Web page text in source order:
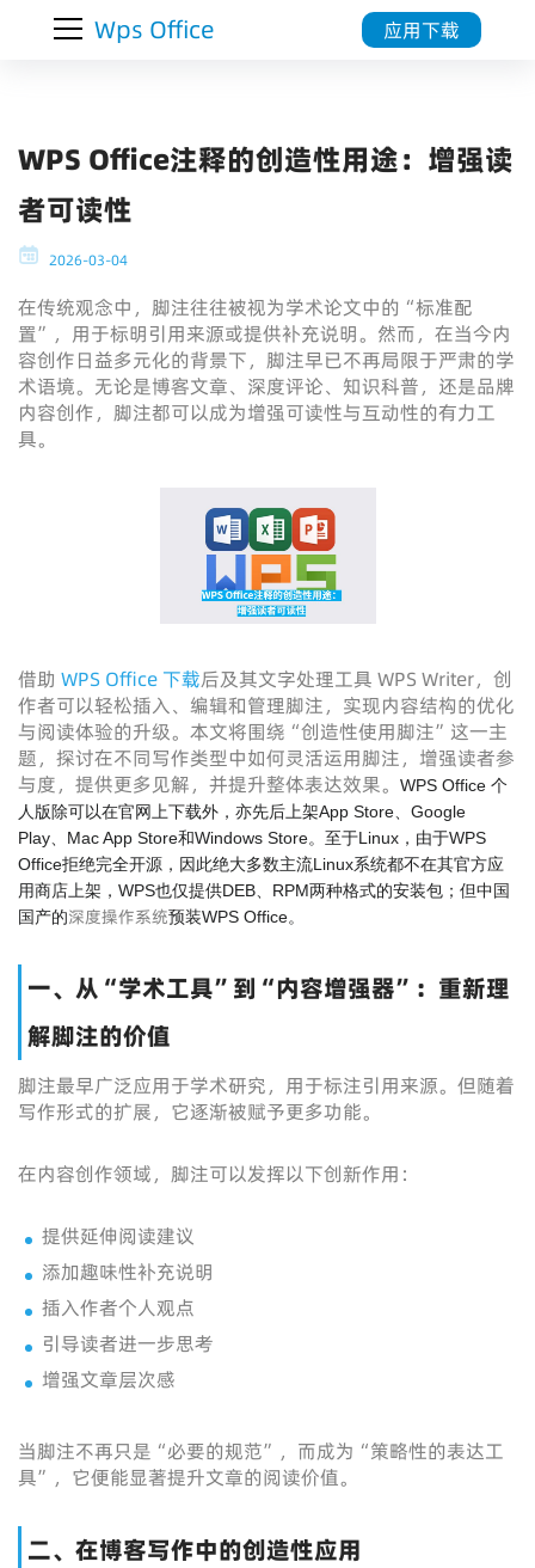
Wps Office 应用下载
WPS Office注释的创造性用途：增强读
者可读性
2026-03-04
在传统观念中，脚注往往被视为学术论文中的“标准配
置”，用于标明引用来源或提供补充说明。然而，在当今内
容创作日益多元化的背景下，脚注早已不再局限于严肃的学
术语境。无论是博客文章、深度评论、知识科普，还是品牌
内容创作，脚注都可以成为增强可读性与互动性的有力工
具。
借助 WPS Office 下载后及其文字处理工具 WPS Writer，创
作者可以轻松插入、编辑和管理脚注，实现内容结构的优化
与阅读体验的升级。本文将围绕“创造性使用脚注”这一主
题，探讨在不同写作类型中如何灵活运用脚注，增强读者参
与度，提供更多见解，并提升整体表达效果。
WPS Office 个
人版除可以在官网上下载外，亦先后上架App Store、Google
Play、Mac App Store和Windows Store。至于Linux，由于WPS
Office拒绝完全开源，因此绝大多数主流Linux系统都不在其官方应
用商店上架，WPS也仅提供DEB、RPM两种格式的安装包；但中国
国产的深度操作系统预装WPS Office。
一、从“学术工具”到“内容增强器”：重新理
解脚注的价值
脚注最早广泛应用于学术研究，用于标注引用来源。但随着
写作形式的扩展，它逐渐被赋予更多功能。
在内容创作领域，脚注可以发挥以下创新作用：
提供延伸阅读建议
添加趣味性补充说明
插入作者个人观点
引导读者进一步思考
增强文章层次感
当脚注不再只是“必要的规范”，而成为“策略性的表达工
具”，它便能显著提升文章的阅读价值。
二、在博客写作中的创造性应用